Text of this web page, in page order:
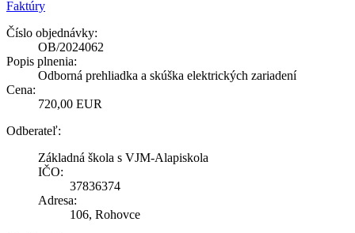
Faktúry
Číslo objednávky:
OB/2024062
Popis plnenia:
Odborná prehliadka a skúška elektrických zariadení
Cena:
720,00 EUR
Odberateľ:
Základná škola s VJM-Alapiskola
IČO:
37836374
Adresa:
106, Rohovce